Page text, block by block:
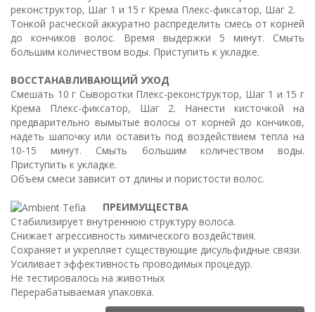
реконструктор, Шаг 1 и 15 г Крема Плекс-фиксатор, Шаг 2.
Тонкой расческой аккуратно распределить смесь от корней
до кончиков волос. Время выдержки 5 минут. Смыть
большим количеством воды. Приступить к укладке.
ВОССТАНАВЛИВАЮЩИЙ УХОД
Смешать 10 г Сыворотки Плекс-реконструктор, Шаг 1 и 15 г
Крема Плекс-фиксатор, Шаг 2. Нанести кисточкой на
предварительно вымытые волосы от корней до кончиков,
надеть шапочку или оставить под воздействием тепла на
10-15 минут. Смыть большим количеством воды.
Приступить к укладке.
Объем смеси зависит от длины и пористости волос.
ПРЕИМУЩЕСТВА
Стабилизирует внутреннюю структуру волоса.
Снижает агрессивность химического воздействия.
Сохраняет и укрепляет существующие дисульфидные связи.
Усиливает эффективность проводимых процедур.
Не тестировалось на животных
Перерабатываемая упаковка.